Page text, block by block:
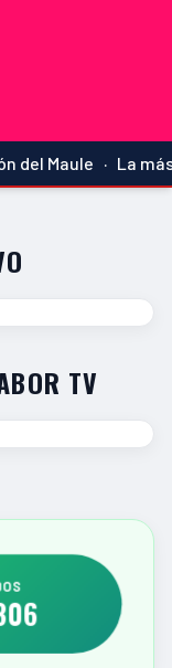
Maule · La más
TV